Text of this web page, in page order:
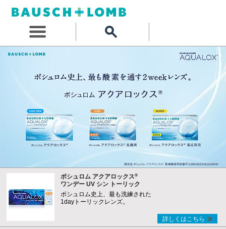
ボシュロム アクアロックス®
ワンデー UV シン トーリック
ボシュロム史上、最も洗練された
1dayトーリックレンズ。
詳しくはこちら